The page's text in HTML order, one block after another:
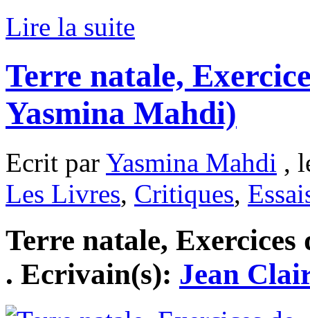
Lire la suite
Terre natale,
Yasmina Mahdi)
Ecrit par Yasmina Mahdi ,
Les Livres, Critiques,
Terre natale, Exercices
. Ecrivain(s): Jean